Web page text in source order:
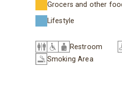
Grocers and other
Lifestyle
Restroom
Smoking Area